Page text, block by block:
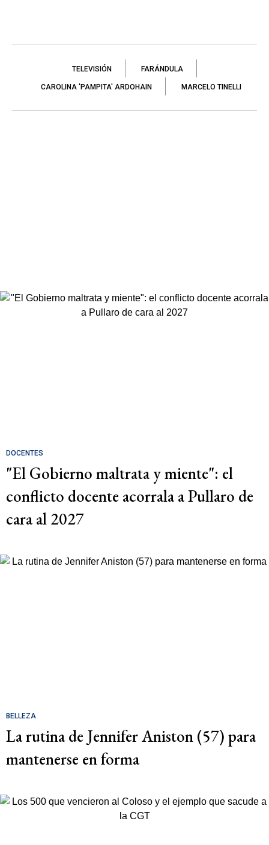
TELEVISIÓN FARÁNDULA
CAROLINA 'PAMPITA' ARDOHAIN MARCELO TINELLI
DOCENTES
"El Gobierno maltrata y miente": el
conflicto docente acorrala a Pullaro de
cara al 2027
BELLEZA
La rutina de Jennifer Aniston (57) para
mantenerse en forma